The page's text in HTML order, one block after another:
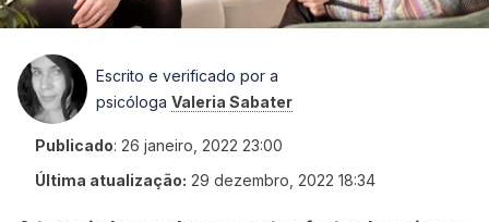
Escrito e verificado por a
psicóloga Valeria Sabater
Publicado: 26 janeiro, 2022 23:00
Última atualização: 29 dezembro, 2022 18:34